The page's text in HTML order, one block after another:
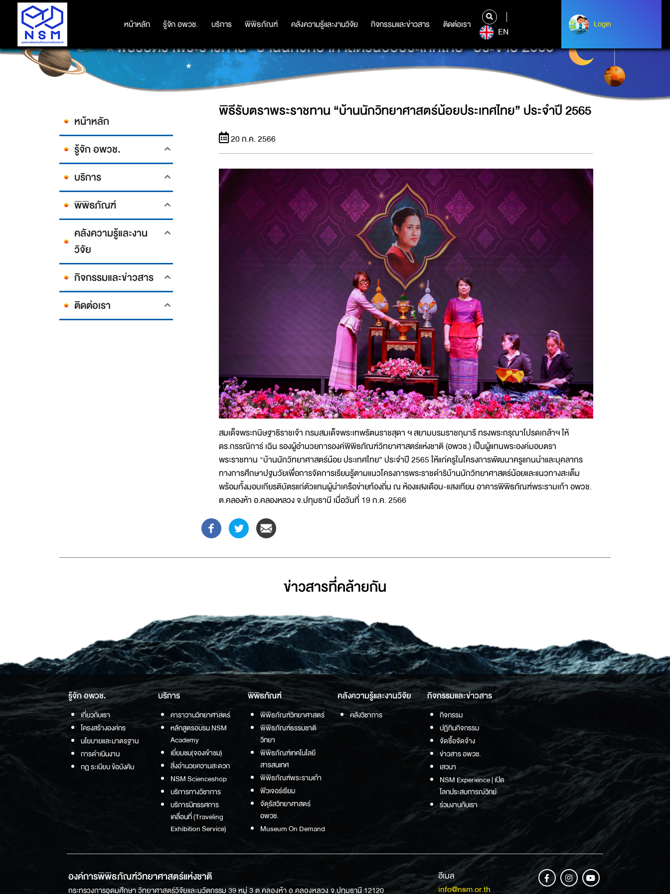
หน้าหลัก รู้จัก อพวช. บริการ พิพิธภัณฑ์ คลังความรู้และงานวิจัย กิจกรรมและข่าวสาร ติดต่อเรา
หน้าหลัก รู้จัก อพวช. บริการ พิพิธภัณฑ์ คลังความรู้และงานวิจัย กิจกรรมและข่าวสาร ติดต่อเรา
EN
Login
Login
พิธีรับตราพระราชทาน “บ้านนักวิทยาศาสตร์น้อยประเทศไทย” ประจำปี 2565
หน้าหลัก
รู้จัก อพวช.
บริการ
พิพิธภัณฑ์
คลังความรู้และงาน
วิจัย
กิจกรรมและข่าวสาร
ติดต่อเรา
พิธีรับตราพระราชทาน “บ้านนักวิทยาศาสตร์น้อยประเทศไทย” ประจำปี 2565
20 ก.ค. 2566
สมเด็จพระกนิษฐาธิราชเจ้า กรมสมเด็จพระเทพรัตนราชสุดา ฯ สยามบรมราชกุมารี ทรงพระกรุณาโปรดเกล้าฯ ให้
ดร.กรรณิการ์ เฉิน รองผู้อำนวยการองค์พิพิธภัณฑ์วิทยาศาสตร์แห่งชาติ (อพวช.) เป็นผู้แทนพระองค์มอบตรา
พระราชทาน "บ้านนักวิทยาศาสตร์น้อย ประเทศไทย” ประจำปี 2565 ให้แก่ครูในโครงการพัฒนาครูแกนนำและบุคลากร
ทางการศึกษาปฐมวัยเพื่อการจัดการเรียนรู้ตามแนวโครงการพระราชดำริบ้านนักวิทยาศาสตร์น้อยและแนวทางสะเต็ม
พร้อมทั้งมอบเกียรติบัตรแก่ตัวแทนผู้นำเครือข่ายท้องถิ่น ณ ห้องแสงเดือน-แสงเทียน อาคารพิพิธภัณฑ์พระรามเก้า อพวช.
ต.คลองห้า อ.คลองหลวง จ.ปทุมธานี เมื่อวันที่ 19 ก.ค. 2566
ข่าวสารที่่คล้ายกัน
รู้จัก อพวช.
เกี่ยวกับเรา
โครงสร้างองค์กร
นโยบายและมาตรฐาน
การดำเนินงาน
กฏ ระเบียบ ข้อบังคับ
บริการ
คาราวานวิทยาศาสตร์
หลักสูตรอบรม NSM
Academy
เยี่ยมชม(จองเข้าชม)
สิ่งอำนวยความสะดวก
NSM Scienceshop
บริการทางวิชาการ
บริการนิทรรศการ
เคลื่อนที่ (Traveling
Exhibition Service)
พิพิธภัณฑ์
พิพิธภัณฑ์วิทยาศาสตร์
พิพิธภัณฑ์ธรรมชาติ
วิทยา
พิพิธภัณฑ์เทคโนโลยี
สารสนเทศ
พิพิธภัณฑ์พระรามเก้า
ฟิวเจอร์เรียม
จัตุรัสวิทยาศาสตร์
อพวช.
Museum On Demand
คลังความรู้และงานวิจัย
คลังวิชาการ
กิจกรรมและข่าวสาร
กิจกรรม
ปฏิทินกิจกรรม
จัดซื้อจัดจ้าง
ข่าวสาร อพวช.
เสวนา
NSM Experience | เปิด
โลกประสบการณ์วิทย์
ร่วมงานกับเรา
องค์การพิพิธภัณฑ์วิทยาศาสตร์แห่งชาติ
กระทรวงการอุดมศึกษา วิทยาศาสตร์วิจัยและนวัตกรรม 39 หมู่ 3 ต.คลองห้า อ.คลองหลวง จ.ปทุมธานี 12120
อีเมล
info@nsm.or.th